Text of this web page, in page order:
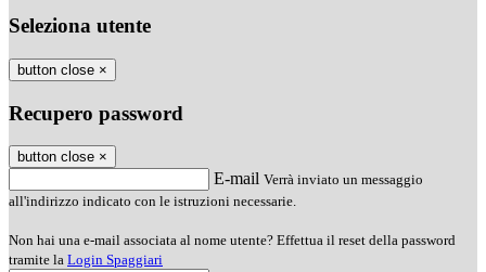
Seleziona utente
button close ×
Recupero password
button close ×
E-mail Verrà inviato un messaggio
all'indirizzo indicato con le istruzioni necessarie.
Non hai una e-mail associata al nome utente? Effettua il reset della password
tramite la Login Spaggiari